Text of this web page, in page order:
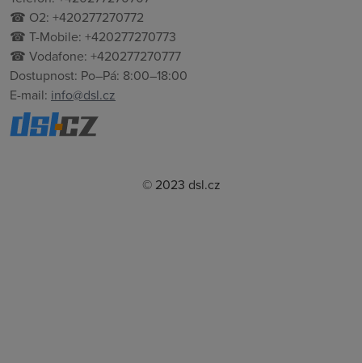
☎ O2: +420277270772
☎ T-Mobile: +420277270773
☎ Vodafone: +420277270777
Dostupnost: Po–Pá: 8:00–18:00
E-mail: info@dsl.cz
© 2023 dsl.cz